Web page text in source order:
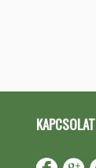
KAPCSOLAT